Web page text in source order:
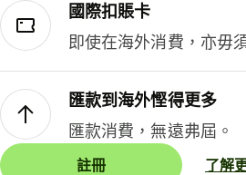
國際扣賬卡
即使在海外消費，亦毋
匯款到海外慳得更多
匯款消費，無遠弗屆。
註冊 了解